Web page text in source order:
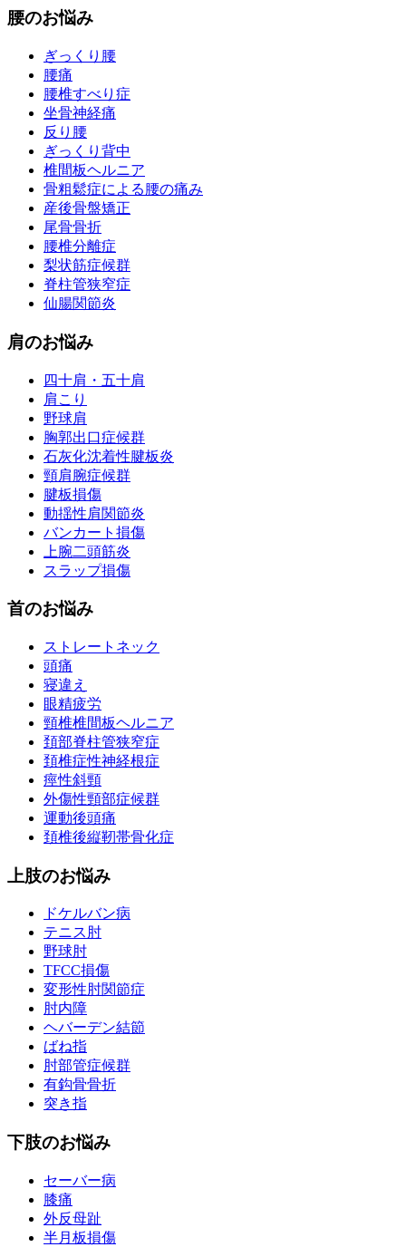
腰のお悩み
ぎっくり腰
腰痛
腰椎すべり症
坐骨神経痛
反り腰
ぎっくり背中
椎間板ヘルニア
骨粗鬆症による腰の痛み
産後骨盤矯正
尾骨骨折
腰椎分離症
梨状筋症候群
脊柱管狭窄症
仙腸関節炎
肩のお悩み
四十肩・五十肩
肩こり
野球肩
胸郭出口症候群
石灰化沈着性腱板炎
頸肩腕症候群
腱板損傷
動揺性肩関節炎
バンカート損傷
上腕二頭筋炎
スラップ損傷
首のお悩み
ストレートネック
頭痛
寝違え
眼精疲労
頸椎椎間板ヘルニア
頚部脊柱管狭窄症
頚椎症性神経根症
痙性斜頸
外傷性頸部症候群
運動後頭痛
頚椎後縦靭帯骨化症
上肢のお悩み
ドケルバン病
テニス肘
野球肘
TFCC損傷
変形性肘関節症
肘内障
ヘバーデン結節
ばね指
肘部管症候群
有鈎骨骨折
突き指
下肢のお悩み
セーバー病
膝痛
外反母趾
半月板損傷